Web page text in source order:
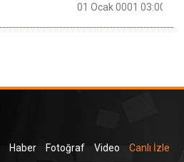
01 Ocak 0001 03:00
Haber Fotoğraf Video
Canlı İzle